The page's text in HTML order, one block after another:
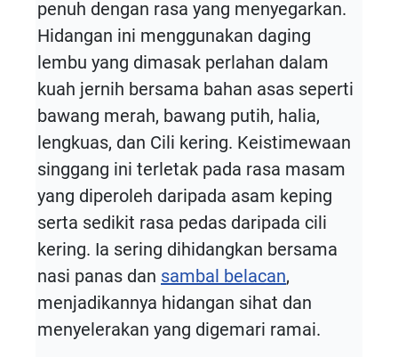
penuh dengan rasa yang menyegarkan.
Hidangan ini menggunakan daging
lembu yang dimasak perlahan dalam
kuah jernih bersama bahan asas seperti
bawang merah, bawang putih, halia,
lengkuas, dan Cili kering. Keistimewaan
singgang ini terletak pada rasa masam
yang diperoleh daripada asam keping
serta sedikit rasa pedas daripada cili
kering. Ia sering dihidangkan bersama
nasi panas dan sambal belacan,
menjadikannya hidangan sihat dan
menyelerakan yang digemari ramai.